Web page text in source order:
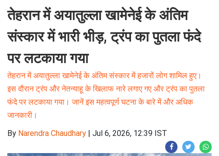
तेहरान में अयातुल्ला खामेनेई के अंतिम
संस्कार में भारी भीड़, ट्रंप का पुतला फंदे
पर लटकाया गया
तेहरान में अयातुल्ला खामेनेई के अंतिम संस्कार में हजारों लोग शामिल हुए।
इस दौरान ट्रंप और नेतन्याहू के खिलाफ नारे लगाए गए और ट्रंप का पुतला
फंदे पर लटकाया गया। जानें इस महत्वपूर्ण घटना के बारे में और अधिक
जानकारी।
By Narendra Chaudhary | Jul 6, 2026, 12:39 IST